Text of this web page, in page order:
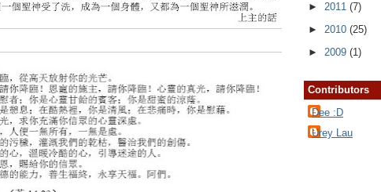
► 2011 (7)
► 2010 (25)
► 2009 (1)
Contributors
Dee :D
Urey Lau